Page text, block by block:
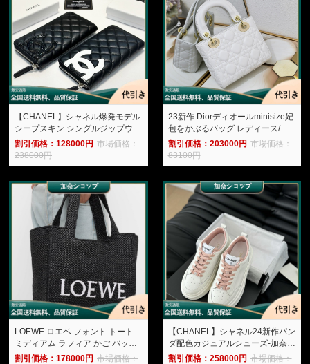
【CHANEL】シャネル爆発モデル
シープスキン シングルジップウォ
レット クラシックなスタイルと繊
細な細工、耐摩耗性、耐久性、優
割引価格：128000円 市場価格：
238000円
23新作 Diorディオールminisize妃
包をかぶるバッグ レディース/メ
ンズ Dior-2025DI0016-加奈ショ
ップ
割引価格：203000円 市場価格：
83100円
LOEWE ロエベ フォント トート
ミディアム ラフィア かご バッグ-
加奈ショップ
割引価格：178000円 市場価格：
【CHANEL】シャネル24新作パン
ダ配色カジュアルシューズ-加奈シ
ョップ
割引価格：258000円 市場価格：